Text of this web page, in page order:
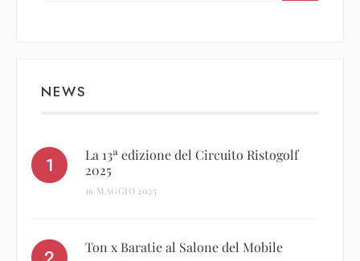
NEWS
La 13ª edizione del Circuito Ristogolf
2025
16 MAGGIO 2025
Ton x Baratie al Salone del Mobile